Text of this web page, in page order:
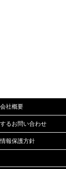
会社概要
るお問い合わせ
報保護方針